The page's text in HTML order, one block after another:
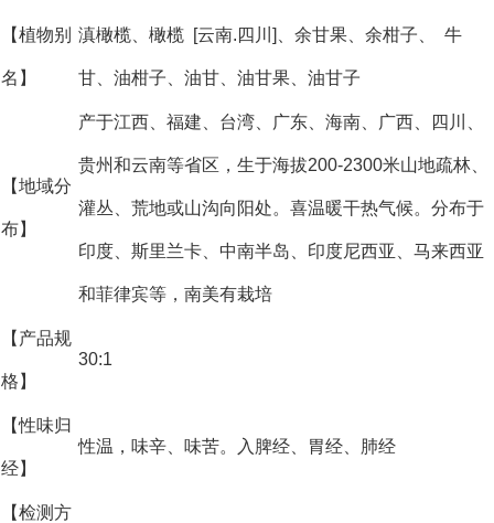
【植物别
名】
滇橄榄、橄榄 [云南.四川]、余甘果、余柑子、 牛
甘、油柑子、油甘、油甘果、油甘子
【地域分
布】
产于江西、福建、台湾、广东、海南、广西、四川、
贵州和云南等省区，生于海拔200-2300米山地疏林、
灌丛、荒地或山沟向阳处。喜温暖干热气候。分布于
印度、斯里兰卡、中南半岛、印度尼西亚、马来西亚
和菲律宾等，南美有栽培
【产品规
格】
30:1
【性味归
经】
性温，味辛、味苦。入脾经、胃经、肺经
【检测方